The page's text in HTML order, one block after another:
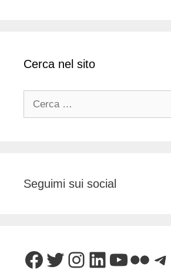
Cerca nel sito
Seguimi sui social
Facebook
Twitter
Instagram
LinkedIn
Flickr